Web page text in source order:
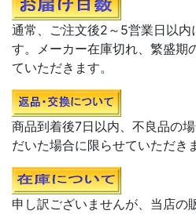
通常、ご注文後2～5営業日以内
す。メーカー在庫切れ、繁盛期
ていただきます。
商品到着後7日以内、不良品の
だいた場合に限らせていただき
申し訳ございませんが、当店の